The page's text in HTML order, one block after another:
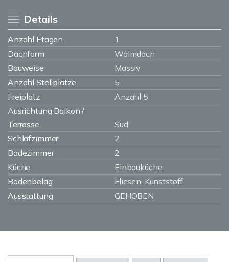
Details
Anzahl Etagen
1
Dachform
Walmdach
Bauweise
Massiv
Anzahl Stellplätze
5
Freiplatz
Anzahl 5
Ausrichtung Balkon /
Terrasse
Süd
Schlafzimmer
2
Badezimmer
2
Küche
Einbauküche
Bodenbelag
Fliesen, Kunststoff
Ausstattung
GEHOBEN